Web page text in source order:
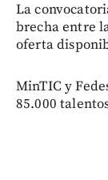
La
brecha entre
oferta
MinTIC y
85.000